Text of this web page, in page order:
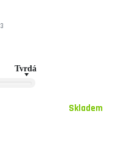
3
Skladem